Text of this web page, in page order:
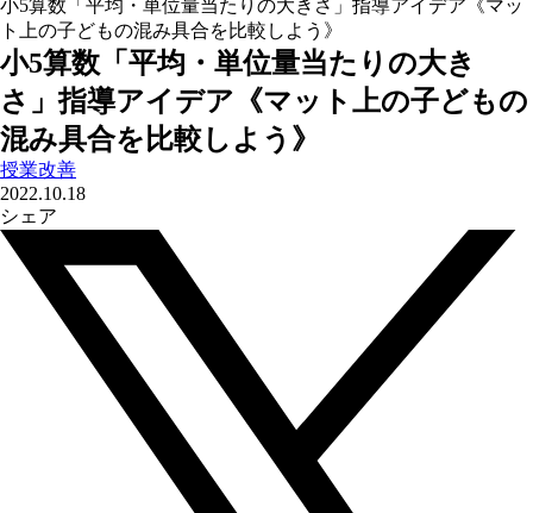
小5算数「平均・単位量当たりの大きさ」指導アイデア《マッ
ト上の子どもの混み具合を比較しよう》
小5算数「平均・単位量当たりの大き
さ」指導アイデア《マット上の子どもの
混み具合を比較しよう》
授業改善
2022.10.18
シェア